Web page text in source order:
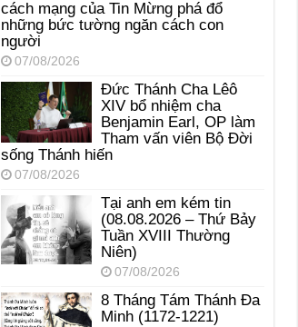
cách mạng của Tin Mừng phá đổ
những bức tường ngăn cách con
người
07/08/2026
Đức Thánh Cha Lêô
XIV bổ nhiệm cha
Benjamin Earl, OP làm
Tham vấn viên Bộ Đời
sống Thánh hiến
07/08/2026
Tại anh em kém tin
(08.08.2026 – Thứ Bảy
Tuần XVIII Thường
Niên)
07/08/2026
8 Tháng Tám Thánh Ða
Minh (1172-1221)